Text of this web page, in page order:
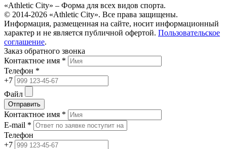
«Athletic City» – Форма для всех видов спорта.
© 2014-2026 «Athletic City». Все права защищены.
Информация, размещенная на сайте, носит информационный
характер и не является публичной офертой. Пользовательское
соглашение.
Заказ обратного звонка
Контактное имя *
Телефон *
+7
Файл
Отправить
Контактное имя *
E-mail *
Телефон
+7